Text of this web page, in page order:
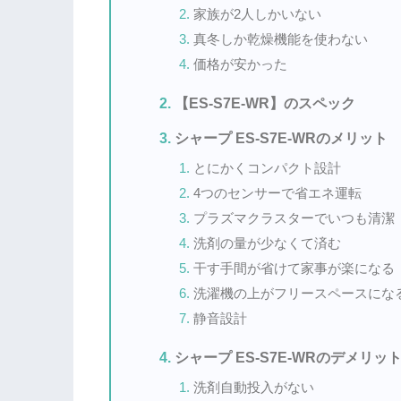
家族が2人しかいない
真冬しか乾燥機能を使わない
価格が安かった
【ES-S7E-WR】のスペック
シャープ ES-S7E-WRのメリット
とにかくコンパクト設計
4つのセンサーで省エネ運転
プラズマクラスターでいつも清潔
洗剤の量が少なくて済む
干す手間が省けて家事が楽になる
洗濯機の上がフリースペースにな
静音設計
シャープ ES-S7E-WRのデメリット
洗剤自動投入がない